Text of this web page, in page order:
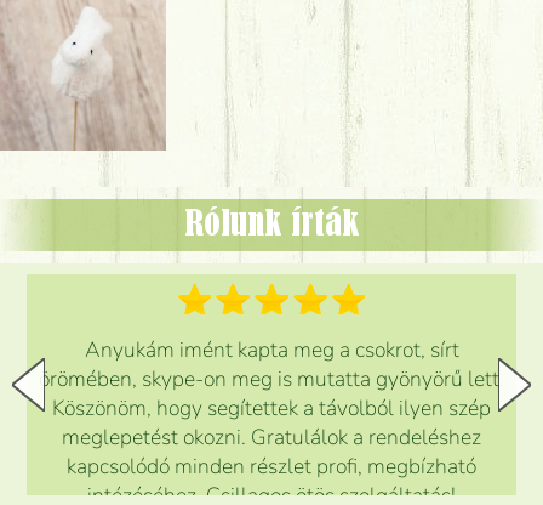
Rólunk írták
Anyukám imént kapta meg a csokrot, sírt
örömében, skype-on meg is mutatta gyönyörű lett.
Köszönöm, hogy segítettek a távolból ilyen szép
meglepetést okozni. Gratulálok a rendeléshez
kapcsolódó minden részlet profi, megbízható
intézéséhez. Csillagos ötös szolgáltatás!